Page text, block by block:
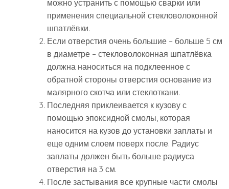
можно устранить с помощью сварки или
применения специальной стекловолоконной
шпатлёвки.
Если отверстия очень большие – больше 5 см
в диаметре – стекловолоконная шпатлёвка
должна наноситься на подклеенное с
обратной стороны отверстия основание из
малярного скотча или стеклоткани.
Последняя приклеивается к кузову с
помощью эпоксидной смолы, которая
наносится на кузов до установки заплаты и
еще одним слоем поверх после. Радиус
заплаты должен быть больше радиуса
отверстия на 3 см.
После застывания все крупные части смолы